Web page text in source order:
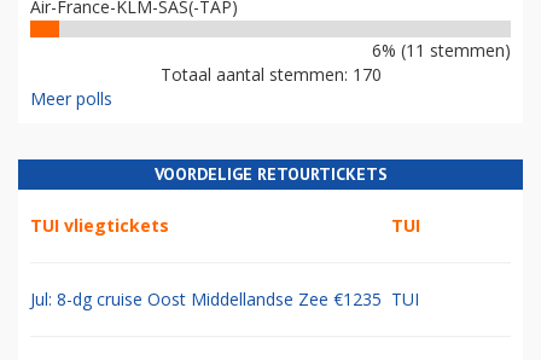
Air-France-KLM-SAS(-TAP)
6% (11 stemmen)
Totaal aantal stemmen: 170
Meer polls
VOORDELIGE RETOURTICKETS
TUI vliegtickets TUI
Jul: 8-dg cruise Oost Middellandse Zee €1235 TUI